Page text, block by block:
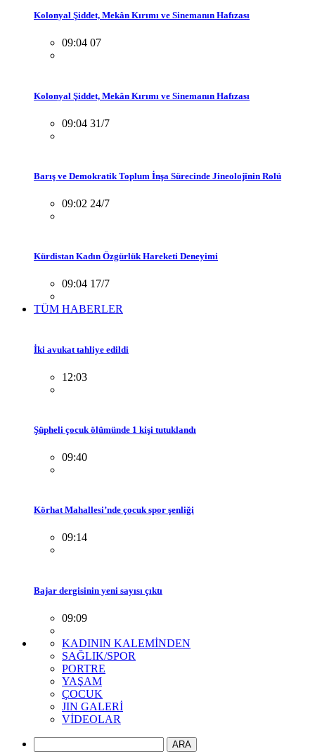
Kolonyal Şiddet, Mekân Kırımı ve Sinemanın Hafızası
09:04 07
Kolonyal Şiddet, Mekân Kırımı ve Sinemanın Hafızası
09:04 31/7
Barış ve Demokratik Toplum İnşa Sürecinde Jineolojînin Rolü
09:02 24/7
Kürdistan Kadın Özgürlük Hareketi Deneyimi
09:04 17/7
TÜM HABERLER
İki avukat tahliye edildi
12:03
Şüpheli çocuk ölümünde 1 kişi tutuklandı
09:40
Körhat Mahallesi’nde çocuk spor şenliği
09:14
Bajar dergisinin yeni sayısı çıktı
09:09
KADININ KALEMİNDEN
SAĞLIK/SPOR
PORTRE
YAŞAM
ÇOCUK
JIN GALERİ
VİDEOLAR
ARA